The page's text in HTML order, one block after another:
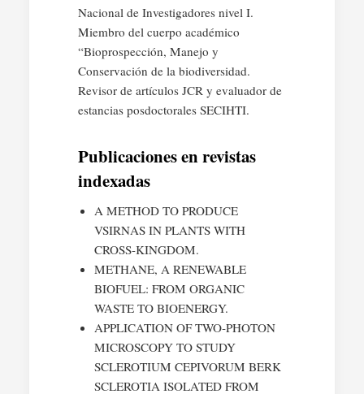
Nacional de Investigadores nivel I.
Miembro del cuerpo académico
“Bioprospección, Manejo y
Conservación de la biodiversidad.
Revisor de artículos JCR y evaluador de
estancias posdoctorales SECIHTI.
Publicaciones en revistas
indexadas
A METHOD TO PRODUCE
VSIRNAS IN PLANTS WITH
CROSS-KINGDOM.
METHANE, A RENEWABLE
BIOFUEL: FROM ORGANIC
WASTE TO BIOENERGY.
APPLICATION OF TWO‑PHOTON
MICROSCOPY TO STUDY
SCLEROTIUM CEPIVORUM BERK
SCLEROTIA ISOLATED FROM